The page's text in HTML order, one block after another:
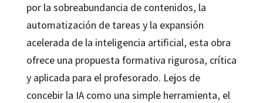
por la sobreabundancia de contenidos, la
automatización de tareas y la expansión
acelerada de la inteligencia artificial, esta obra
ofrece una propuesta formativa rigurosa, crítica
y aplicada para el profesorado. Lejos de
concebir la IA como una simple herramienta, el